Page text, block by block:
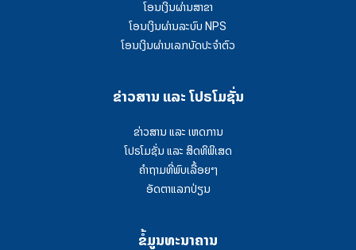
ໂອນເງິນຜ່ານສາຂາ
ໂອນເງິນຜ່ານລະບົບ NPS
ໂອນເງິນຜ່ານເລກບັດປະຈຳຕົວ
ຂ່າວສານ ແລະ ໂປຣໂມຊັ່ນ
ຂ່າວສານ ແລະ ເຫດການ
ໂປຣໂມຊັ່ນ ແລະ ສິດທິພິເສດ
ຄໍາຖາມທີ່ພົບເລື້ອຍໆ
ອັດຕາແລກປ່ຽນ
ຂໍ້ມູນທະນາຄານ